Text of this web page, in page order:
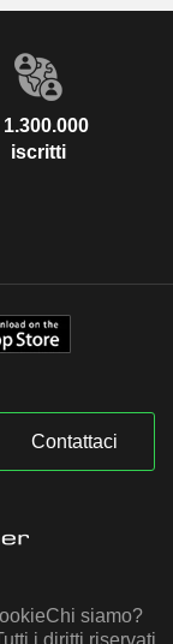
1.300.000
iscritti
Contattaci
Chi siamo?